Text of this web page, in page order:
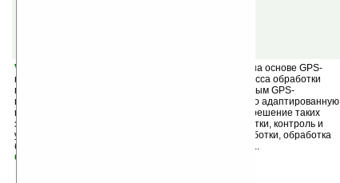
VITO AgroNavigator v1.0
(шареварная) — решение на основе GPS-
навигации, для автоматизации и мониторинга процесса обработки
полей. Установив программу на КПК с присоединенным GPS-
приемником, Вы получаете GPS-систему, специально адаптированную
под нужды сельского хозяйства и обеспечивающую решение таких
задач, как: ускорение и упрощение процесса обработки, контроль и
уменьшение расходов топлива и раствора для обработки, обработка
без «дырок» и «наложений», обработка поля ночью...
Скачать